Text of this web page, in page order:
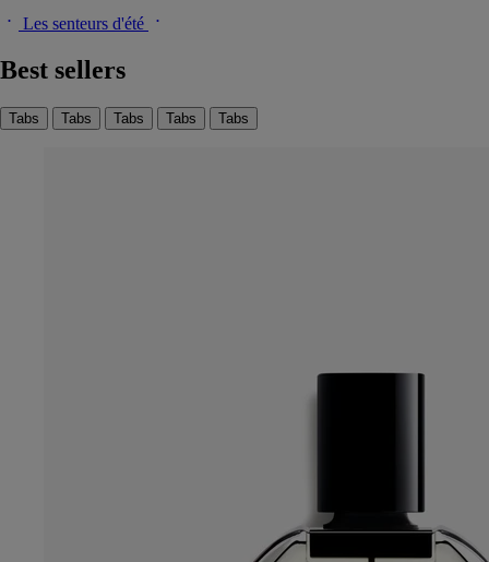
Les senteurs d'été
Best sellers
Tabs Tabs Tabs Tabs Tabs